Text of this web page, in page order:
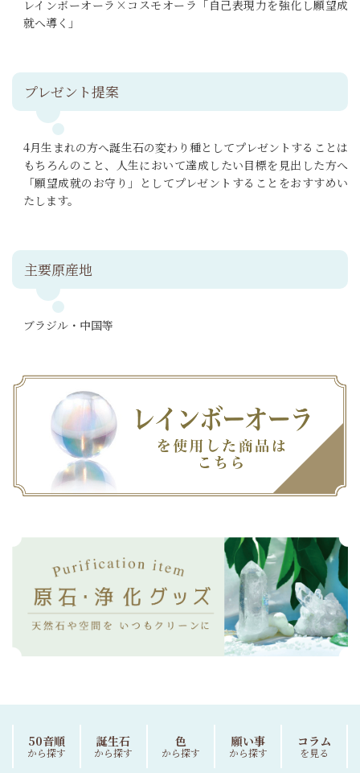
レインボーオーラ×コスモオーラ「自己表現力を強化し願望成
就へ導く」
プレゼント提案
4月生まれの方へ誕生石の変わり種としてプレゼントすることは
もちろんのこと、人生において達成したい目標を見出した方へ
「願望成就のお守り」としてプレゼントすることをおすすめい
たします。
主要原産地
ブラジル・中国等
50音順
から探す
誕生石
から探す
色
から探す
願い事
から探す
コラム
を見る